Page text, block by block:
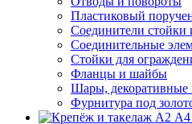
Пластиковый
Соединители стойки
Соединительные
Стойки для
Фланцы и шайбы
Шары, декоративные
Фурнитура под